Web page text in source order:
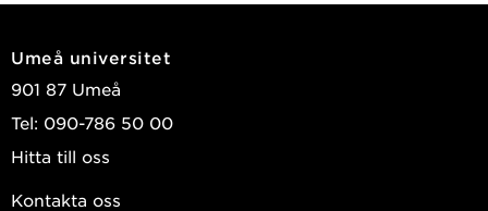
Umeå universitet
901 87 Umeå
Tel: 090-786 50 00
Hitta till oss
Kontakta oss